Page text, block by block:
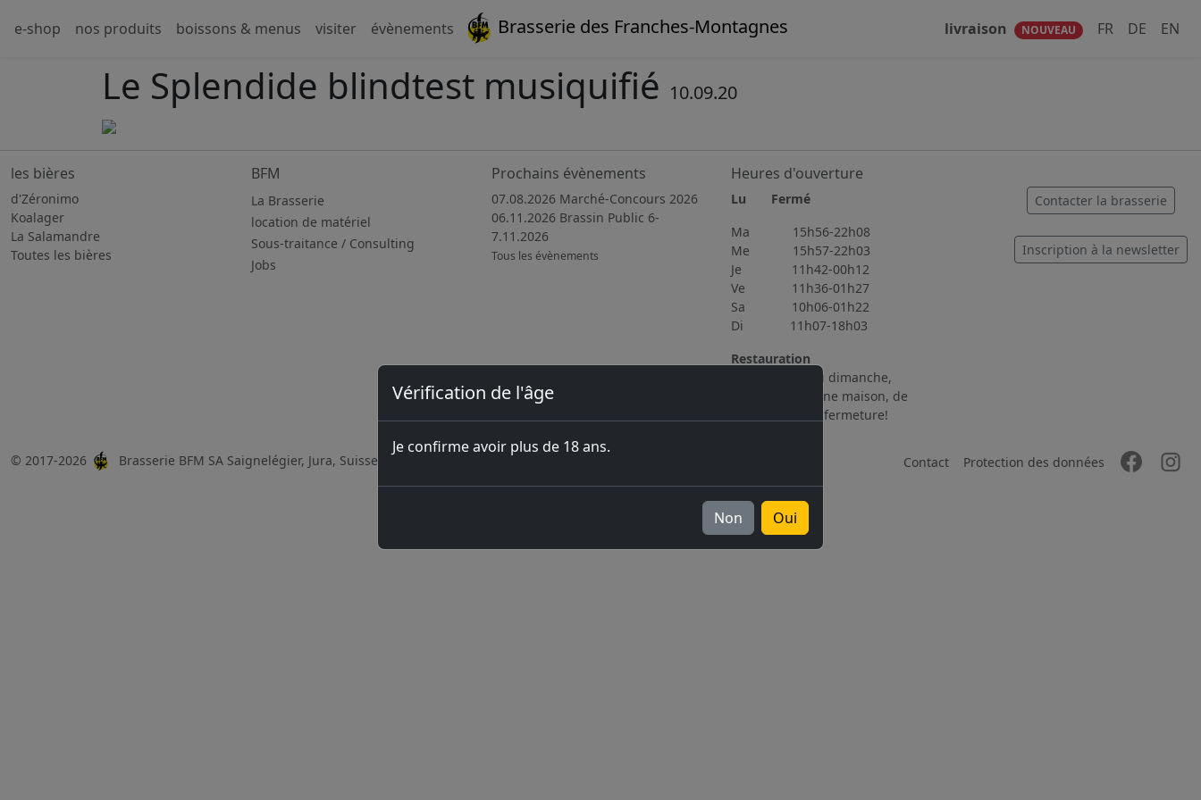
e-shop nos produits boissons & menus visiter évènements Brasserie des Franches-Montagnes livraison NOUVEAU FR DE EN
Vérification de l'âge
Je confirme avoir plus de 18 ans.
Non Oui
Le Splendide blindtest musiquifié 10.09.20
les bières
d'Zéronimo
Koalager
La Salamandre
Toutes les bières
BFM
La Brasserie
location de matériel
Sous-traitance / Consulting
Jobs
Prochains évènements
07.08.2026 Marché-Concours 2026
06.11.2026 Brassin Public 6-
7.11.2026
Tous les évènements
Heures d'ouverture
Lu Fermé
Ma 15h56-22h08
Me 15h57-22h03
Je 11h42-00h12
Ve 11h36-01h27
Sa 10h06-01h22
Di 11h07-18h03
Restauration
Du mercredi au dimanche,
délicieuse cuisine maison, de
l'ouverture à la fermeture!
Contacter la brasserie
Inscription à la newsletter
© 2017-2026 Brasserie BFM SA Saignelégier, Jura, Suisse, Europe v2026.05.0-1 Contact Protection des données